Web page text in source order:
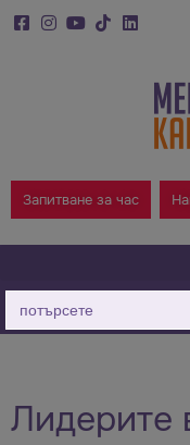
Запитване за час
Търсене
за:
Лидерите